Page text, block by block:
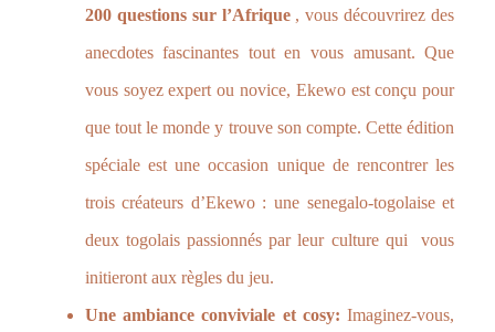
200 questions sur l’Afrique, vous découvrirez des
anecdotes fascinantes tout en vous amusant. Que
vous soyez expert ou novice, Ekewo est conçu pour
que tout le monde y trouve son compte. Cette édition
spéciale est une occasion unique de rencontrer les
trois créateurs d’Ekewo : une senegalo-togolaise et
deux togolais passionnés par leur culture qui vous
initieront aux règles du jeu.
Une ambiance conviviale et cosy:Imaginez-vous,